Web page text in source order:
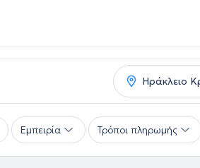
Εμπειρία Τρόποι πληρωμής